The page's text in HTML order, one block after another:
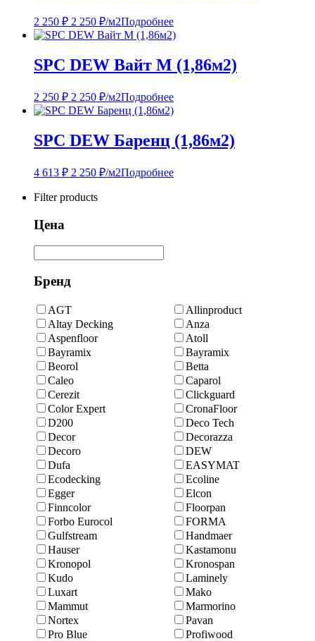
2 250 ₽ 2 250 ₽/м2Подробнее
SPC DEW Вайт М (1,86м2)
2 250 ₽ 2 250 ₽/м2Подробнее
SPC DEW Баренц (1,86м2)
4 613 ₽ 2 250 ₽/м2Подробнее
Filter products
Цена
Бренд
AGT
Allinproduct
Altay Decking
Anza
Aspenfloor
Atoll
Bayramix
Bayramix
Beorol
Betta
Caleo
Caparol
Cerezit
Clickguard
Color Expert
CronaFloor
D200
Deco Tech
Decor
Decorazza
Decoro
DEW
Dufa
EASYMAT
Ecodecking
Ecoline
Egger
Elcon
Finncolor
Floorpan
Forbo Eurocol
FORMA
Gulfstream
Handmaer
Hauser
Kastamonu
Kronopol
Kronospan
Kudo
Laminely
Luxart
Mako
Mammut
Marmоrino
Nortex
Pavan
Pro Blue
Profiwood